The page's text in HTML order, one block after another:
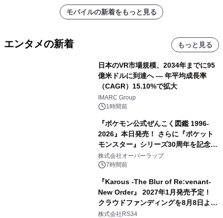
モバイルの新着をもっと見る
エンタメの新着 もっと見る
日本のVR市場規模、2034年までに95
億米ドルに到達へ ― 年平均成長率
（CAGR）15.10%で拡大
IMARC Group
1時間前
『ポケモン公式ぜんこく図鑑 1996-
2026』本日発売！ さらに『ポケット
モンスター』シリーズ30周年を記念し
た画集『ポケットモンスター ビジュア
ルアートブック』の発売決定！ 2026
株式会社オーバーラップ
7時間前
『Karous -The Blur of Re:venant-
New Order』 2027年1月発売予定！
クラウドファンディングを8月8日より
開始
株式会社RS34